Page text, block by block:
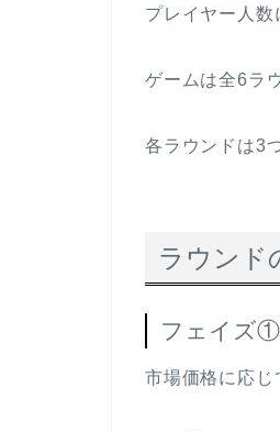
プレイヤー人数
ゲームは全6ラ
各ラウンドは3
ラウンド
フェイズ
市場価格に応じ